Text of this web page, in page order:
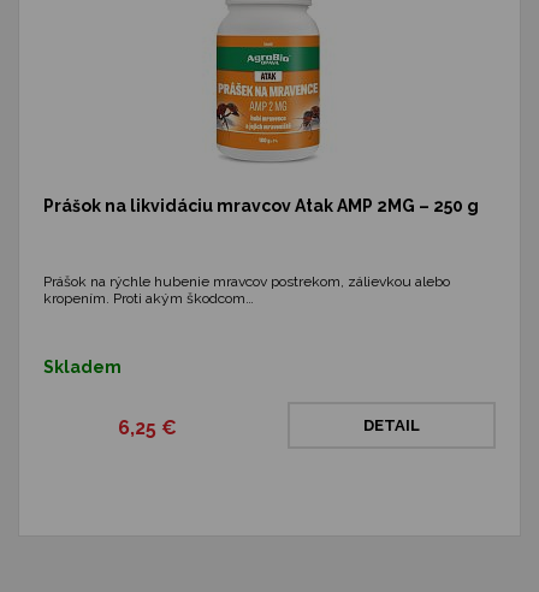
Prášok na likvidáciu mravcov Atak AMP 2MG – 250 g
Prášok na rýchle hubenie mravcov postrekom, zálievkou alebo
kropením. Proti akým škodcom…
Skladem
6,25 € DETAIL